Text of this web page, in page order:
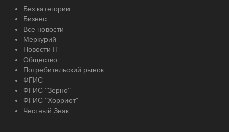
Без категории
Бизнес
Все новости
Меркурий
Новости IT
Общество
Потребительский рынок
ФГИС
ФГИС "Зерно"
ФГИС "Хорриот"
Честный Знак